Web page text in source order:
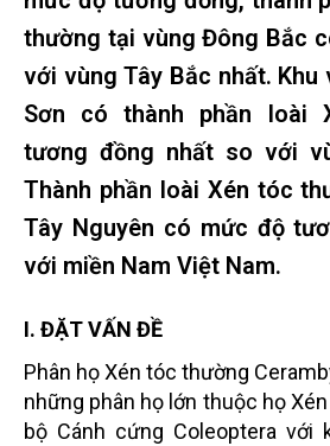
thường tại vùng Đông Bắc
với vùng Tây Bắc nhất. Khu
Sơn có thành phần loài
tương đồng nhất so với
Thành phần loài Xén tóc
Tây Nguyên có mức độ
với miền Nam Việt Nam.
I. ĐẶT VẤN ĐỀ
Phân họ Xén tóc thường
những phân họ lớn thuộc họ
bộ Cánh cứng Coleoptera với